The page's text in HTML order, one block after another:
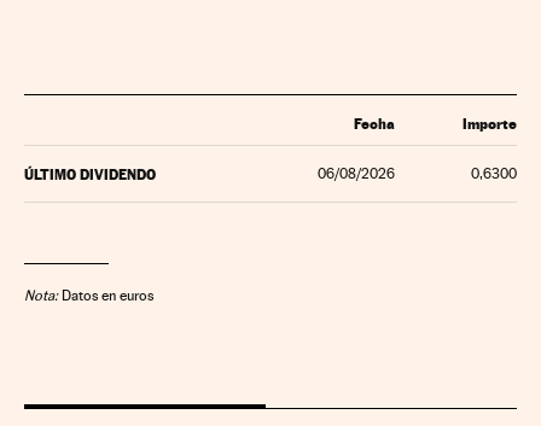
Fecha Importe
ÚLTIMO DIVIDENDO 06/08/2026 0,6300
Nota:Datos en euros